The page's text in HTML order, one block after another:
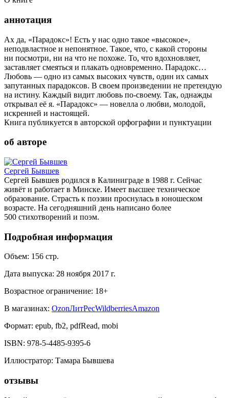
аннотация
Ах да, «Парадокс»! Есть у нас одно такое «высокое»,
неподвластное и непонятное. Такое, что, с какой стороны
ни посмотри, ни на что не похоже. То, что вдохновляет,
заставляет смеяться и плакать одновременно. Парадокс…
Любовь — одно из самых высоких чувств, один их самых
запутанных парадоксов. В своем произведении не претендую
на истину. Каждый видит любовь по-своему. Так, однажды
открывал её я. «Парадокс» — новелла о любви, молодой,
искренней и настоящей.
Книга публикуется в авторской орфографии и пунктуации
об авторе
Сергей Бывшев
Сергей Бывшев родился в Калиниграде в 1988 г. Сейчас
живёт и работает в Минске. Имеет высшее техническое
образование. Страсть к поэзии проснулась в юношеском
возрасте. На сегодняшний день написано более
500 стихотворений и поэм.
Подробная информация
Объем: 156 стр.
Дата выпуска: 28 ноября 2017 г.
Возрастное ограничение: 18+
В магазинах: OzonЛитРесWildberriesAmazon
Формат: epub, fb2, pdfRead, mobi
ISBN: 978-5-4485-9395-6
Иллюстратор: Тамара Бывшева
отзывы